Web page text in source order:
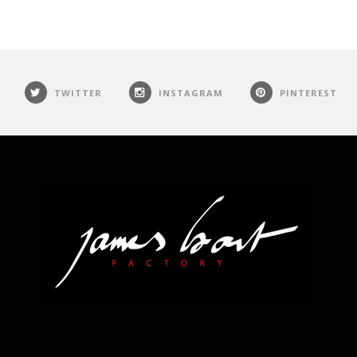
TWITTER INSTAGRAM PINTEREST